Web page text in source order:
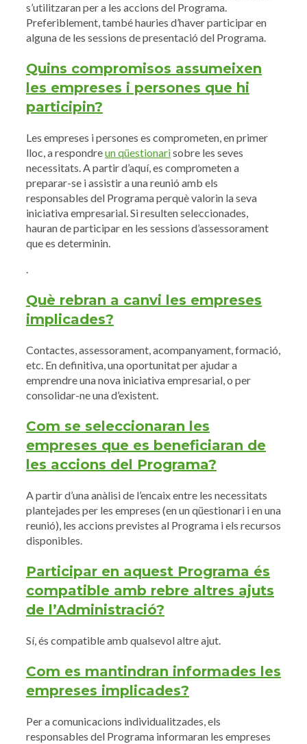
s’utilitzaran per a les accions del Programa.
Preferiblement, també hauries d’haver participar en
alguna de les sessions de presentació del Programa.
Quins compromisos assumeixen
les empreses i persones que hi
participin?
Les empreses i persones es comprometen, en primer
lloc, a respondreun qüestionarisobre les seves
necessitats. A partir d’aquí, es comprometen a
preparar-se i assistir a una reunió amb els
responsables del Programa perquè valorin la seva
iniciativa empresarial. Si resulten seleccionades,
hauran de participar en les sessions d’assessorament
que es determinin.
.
Què rebran a canvi les empreses
implicades?
Contactes, assessorament, acompanyament, formació,
etc. En definitiva, una oportunitat per ajudar a
emprendre una nova iniciativa empresarial, o per
consolidar-ne una d’existent.
Com se seleccionaran les
empreses que es beneficiaran de
les accions del Programa?
A partir d’una anàlisi de l’encaix entre les necessitats
plantejades per les empreses (en un qüestionari i en una
reunió), les accions previstes al Programa i els recursos
disponibles.
Participar en aquest Programa és
compatible amb rebre altres ajuts
de l’Administració?
Sí, és compatible amb qualsevol altre ajut.
Com es mantindran informades les
empreses implicades?
Per a comunicacions individualitzades, els
responsables del Programa informaran les empreses